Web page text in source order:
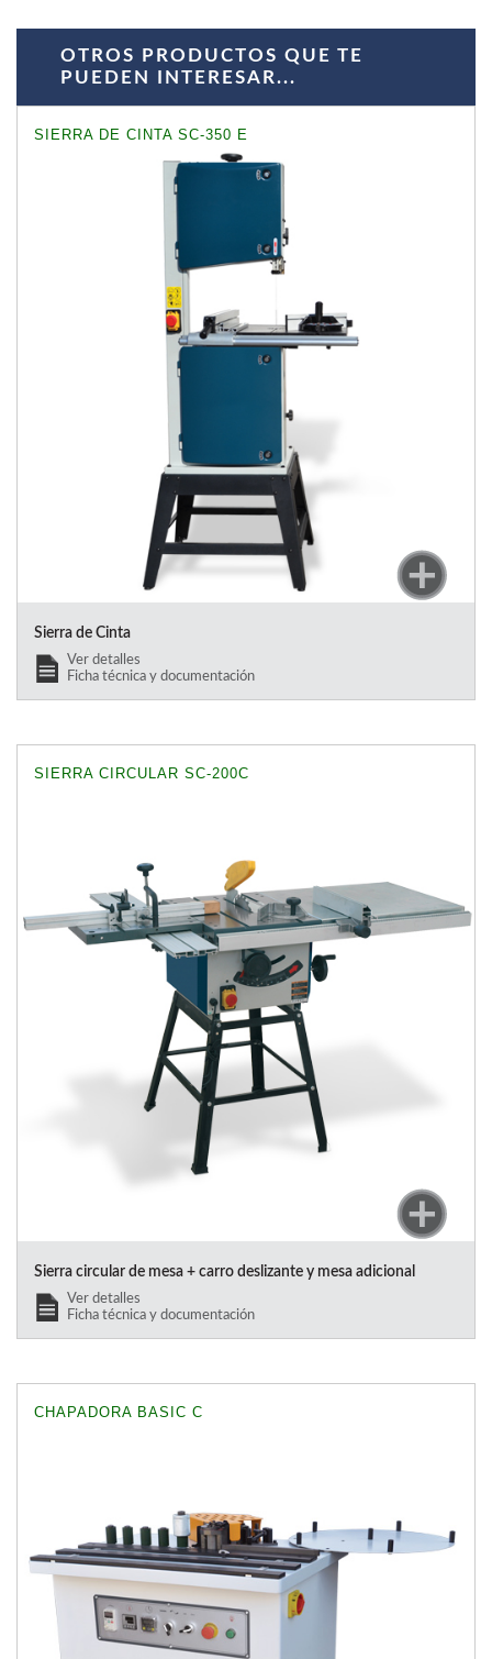
OTROS PRODUCTOS QUE TE
PUEDEN INTERESAR...
SIERRA DE CINTA SC-350 E
Sierra de Cinta
Ver detalles
Ficha técnica y documentación
SIERRA CIRCULAR SC-200C
Sierra circular de mesa + carro deslizante y mesa adicional
Ver detalles
Ficha técnica y documentación
CHAPADORA BASIC C